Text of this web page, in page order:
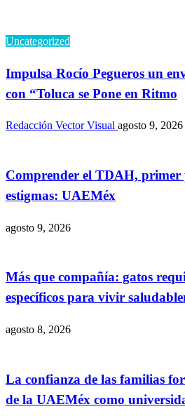
Uncategorized
Impulsa Rocío Pegueros un
con “Toluca se Pone en Ritmo
Redacción Vector Visual agosto 9, 2026
Comprender el TDAH,
estigmas: UAEMéx
agosto 9, 2026
Más que compañía: gatos
específicos para vivir
agosto 8, 2026
La confianza de las familias
de la UAEMéx como